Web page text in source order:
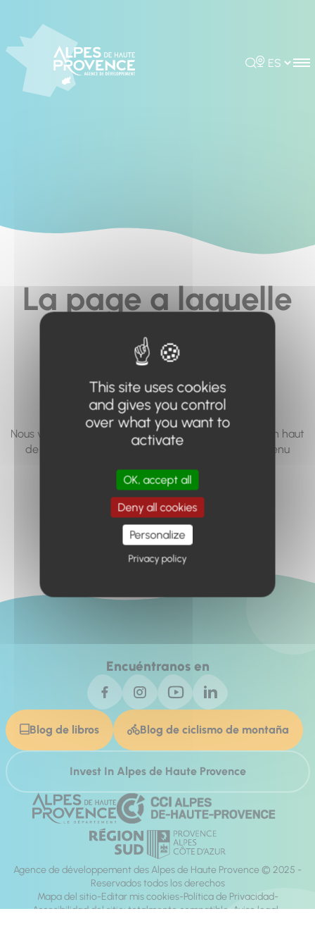
Rechercher
Choisir la
La page a laquelle
vous cherchez à
accéder n'existe
pas... ou plus.
Nous vous invitons à utiliser le moteur de recherche en haut
de page, ou à utiliser le menu pour trouver le contenu
Retour à l'accueil
Encuéntranos en
Blog de libros Blog de ciclismo de montaña
Invest In Alpes de Haute Provence
Agence de développement des Alpes de Haute Provence © 2025 -
Reservados todos los derechos
Mapa del sitio Editar mis cookies Política de Privacidad
Accesibilidad del sitio: totalmente compatible Aviso legal
This site uses cookies
and gives you control
over what you want to
activate
OK, accept all
Deny all cookies
Personalize
Privacy policy